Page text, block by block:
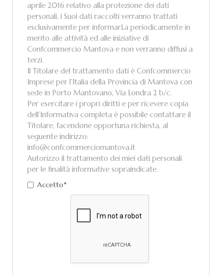
aprile 2016 relativo alla protezione dei dati
personali, i Suoi dati raccolti verranno trattati
esclusivamente per informarLa periodicamente in
merito alle attività ed alle iniziative di
Confcommercio Mantova e non verranno diffusi a
terzi.
Il Titolare del trattamento dati è Confcommercio
Imprese per l’Italia della Provincia di Mantova con
sede in Porto Mantovano, Via Londra 2 b/c.
Per esercitare i propri diritti e per ricevere copia
dell’Informativa completa è possibile contattare il
Titolare, facendone opportuna richiesta, al
seguente indirizzo:
info@confcommerciomantova.it
Autorizzo il trattamento dei miei dati personali
per le finalità informative sopraindicate.
Accetto*